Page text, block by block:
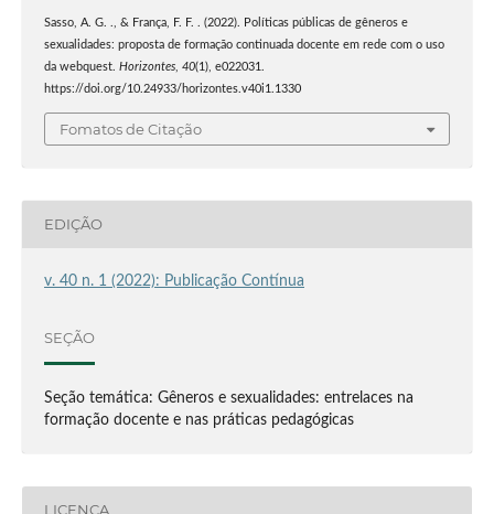
Sasso, A. G. ., & França, F. F. . (2022). Políticas públicas de gêneros e
sexualidades: proposta de formação continuada docente em rede com o uso
da webquest. Horizontes, 40(1), e022031.
https://doi.org/10.24933/horizontes.v40i1.1330
Fomatos de Citação
EDIÇÃO
v. 40 n. 1 (2022): Publicação Contínua
SEÇÃO
Seção temática: Gêneros e sexualidades: entrelaces na
formação docente e nas práticas pedagógicas
LICENÇA